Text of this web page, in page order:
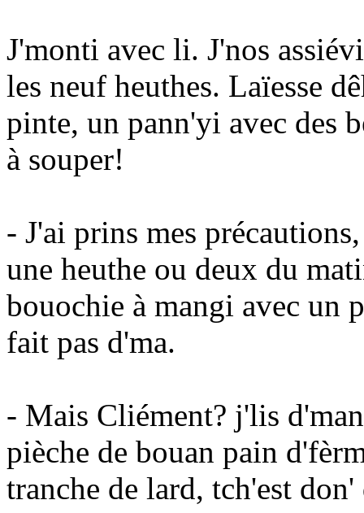
J'monti avec li. J'nos
les neuf heuthes. Laïesse
pinte, un pann'yi avec des
à souper!
- J'ai prins mes
une heuthe ou deux du
bouochie à mangi avec un
fait pas d'ma.
- Mais Cliément? j'lis
pièche de bouan pain
tranche de lard, tch'est